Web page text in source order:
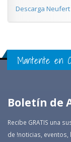
Descarga
Mantente en
Boletín de
Recibe GRATIS una
de !noticias, eventos,